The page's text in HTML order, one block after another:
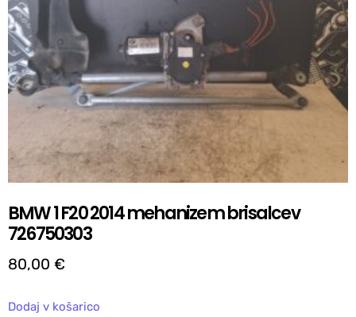
BMW 1 F20 2014 mehanizem brisalcev
726750303
80,00 €
Dodaj v košarico